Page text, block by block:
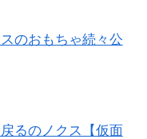
のおもちゃ続々公
るのノクス【仮面